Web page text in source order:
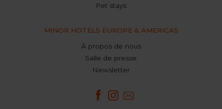
Pet stays
MINOR HOTELS EUROPE & AMERICAS
À propos de nous
Salle de presse
Newsletter